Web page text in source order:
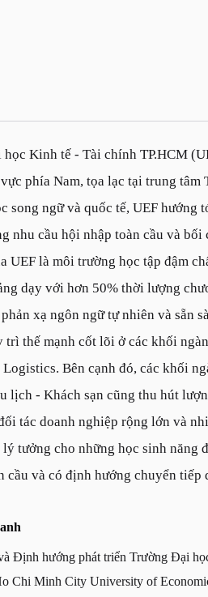
Kinh tế - Tài chính TP.HCM
phía Nam, tọa lạc tại trung
song ngữ và quốc tế, UEF hướng
nhu cầu hội nhập toàn cầu và
UEF là môi trường học tập đậm
dạy với hơn 50% thời lượng
xạ ngôn ngữ tự nhiên và sẵn
trì thế mạnh cốt lõi ở các khối
Bên cạnh đó, các khối
lịch - Khách sạn cũng thu hút
tác doanh nghiệp rộng lớn và
tưởng cho những học sinh năng
cầu và có định hướng chuyển tiếp
Định hướng phát triển Trường Đại
Chi Minh City University of